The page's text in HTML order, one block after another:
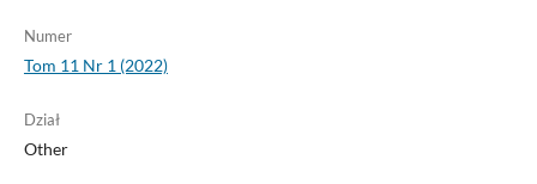
Numer
Tom 11 Nr 1 (2022)
Dział
Other